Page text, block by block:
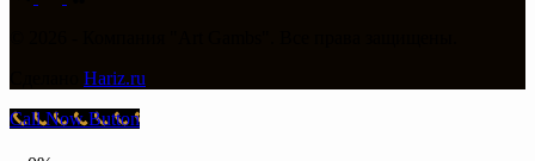
Hariz.ru
Call Now Button